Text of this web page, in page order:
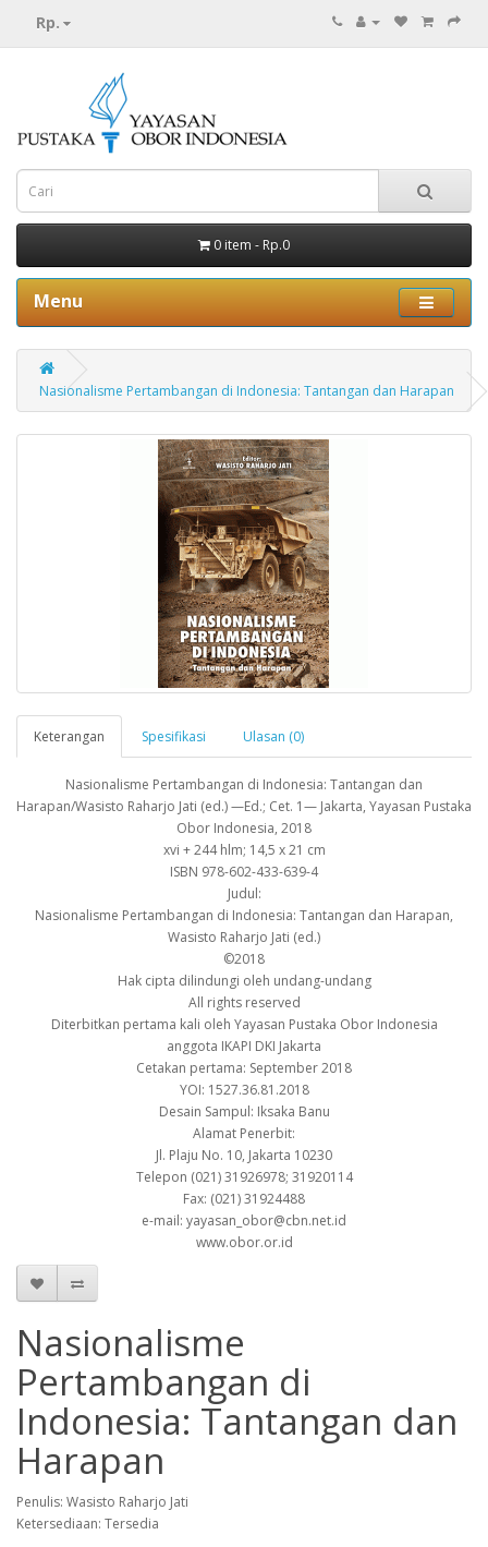
Rp.
0 item - Rp.0
Menu
Nasionalisme Pertambangan di Indonesia: Tantangan dan Harapan
Keterangan Spesifikasi Ulasan (0)
Nasionalisme Pertambangan di Indonesia: Tantangan dan
Harapan/Wasisto Raharjo Jati (ed.) —Ed.; Cet. 1— Jakarta, Yayasan Pustaka
Obor Indonesia, 2018
xvi + 244 hlm; 14,5 x 21 cm
ISBN 978-602-433-639-4
Judul:
Nasionalisme Pertambangan di Indonesia: Tantangan dan Harapan,
Wasisto Raharjo Jati (ed.)
©2018
Hak cipta dilindungi oleh undang-undang
All rights reserved
Diterbitkan pertama kali oleh Yayasan Pustaka Obor Indonesia
anggota IKAPI DKI Jakarta
Cetakan pertama: September 2018
YOI: 1527.36.81.2018
Desain Sampul: Iksaka Banu
Alamat Penerbit:
Jl. Plaju No. 10, Jakarta 10230
Telepon (021) 31926978; 31920114
Fax: (021) 31924488
e-mail: yayasan_obor@cbn.net.id
www.obor.or.id
Nasionalisme
Pertambangan di
Indonesia: Tantangan dan
Harapan
Penulis: Wasisto Raharjo Jati
Ketersediaan: Tersedia